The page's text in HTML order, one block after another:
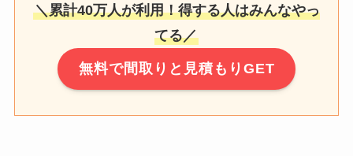
＼累計40万人が利用！得する人はみんなやっ
てる／
無料で間取りと見積もりGET